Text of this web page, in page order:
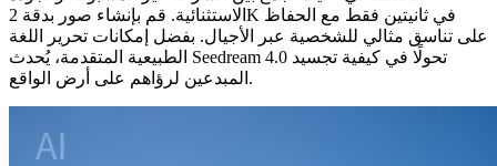
الاستثنائية. قم بإنشاء صور بدقة 2K في ثانيتين فقط مع الحفاظ
على تناسق مثالي للشخصية عبر الأجيال. بفضل إمكانات تحرير اللغة
الطبيعية المتقدمة، يُحدث Seedream 4.0 تحولًا في كيفية تجسيد
المبدعين لرؤاهم على أرض الواقع.